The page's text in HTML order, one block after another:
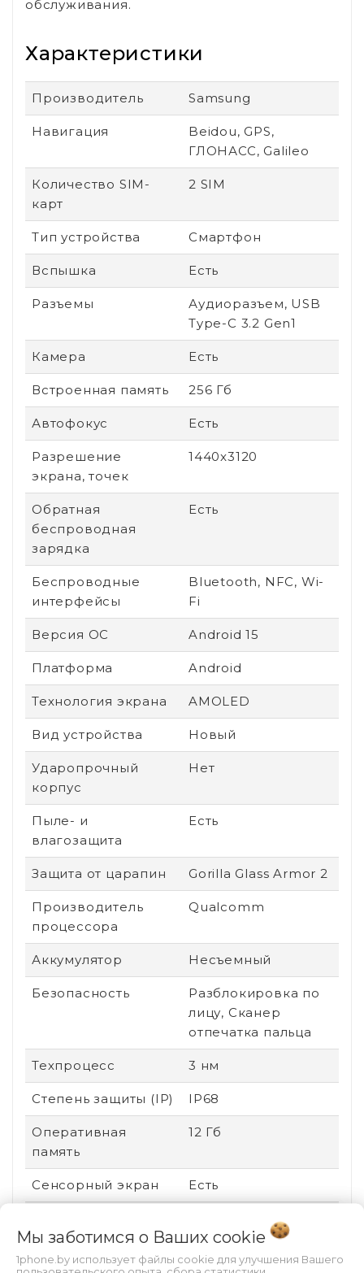
обслуживания.
Характеристики
Производитель Samsung
Навигация
Beidou, GPS,
ГЛОНАСС, Galileo
Количество SIM-
карт
2 SIM
Тип устройства Смартфон
Вспышка Есть
Разъемы
Аудиоразъем, USB
Type-C 3.2 Gen1
Камера Есть
Встроенная память 256 Гб
Автофокус Есть
Разрешение
экрана, точек
1440x3120
Обратная
беспроводная
зарядка
Есть
Беспроводные
интерфейсы
Bluetooth, NFC, Wi-
Fi
Версия ОС Android 15
Платформа Android
Технология экрана AMOLED
Вид устройства Новый
Ударопрочный
корпус
Нет
Пыле- и
влагозащита
Есть
Защита от царапин Gorilla Glass Armor 2
Производитель
процессора
Qualcomm
Аккумулятор Несъемный
Безопасность
Разблокировка по
лицу, Сканер
отпечатка пальца
Техпроцесс 3 нм
Степень защиты (IP) IP68
Оперативная
память
12 Гб
Сенсорный экран Есть
2G (GSM), 3G (UMTS),
4G (LTE), 5G
Мы заботимся о Ваших cookie
1phone.by использует файлы cookie для улучшения Вашего